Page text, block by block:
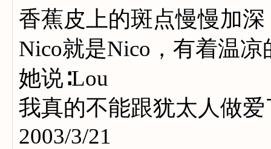
香蕉皮上的斑点慢慢加深
Nico就是Nico，有着温凉
她说∶Lou
我真的不能跟犹太人做爱
2003/3/21